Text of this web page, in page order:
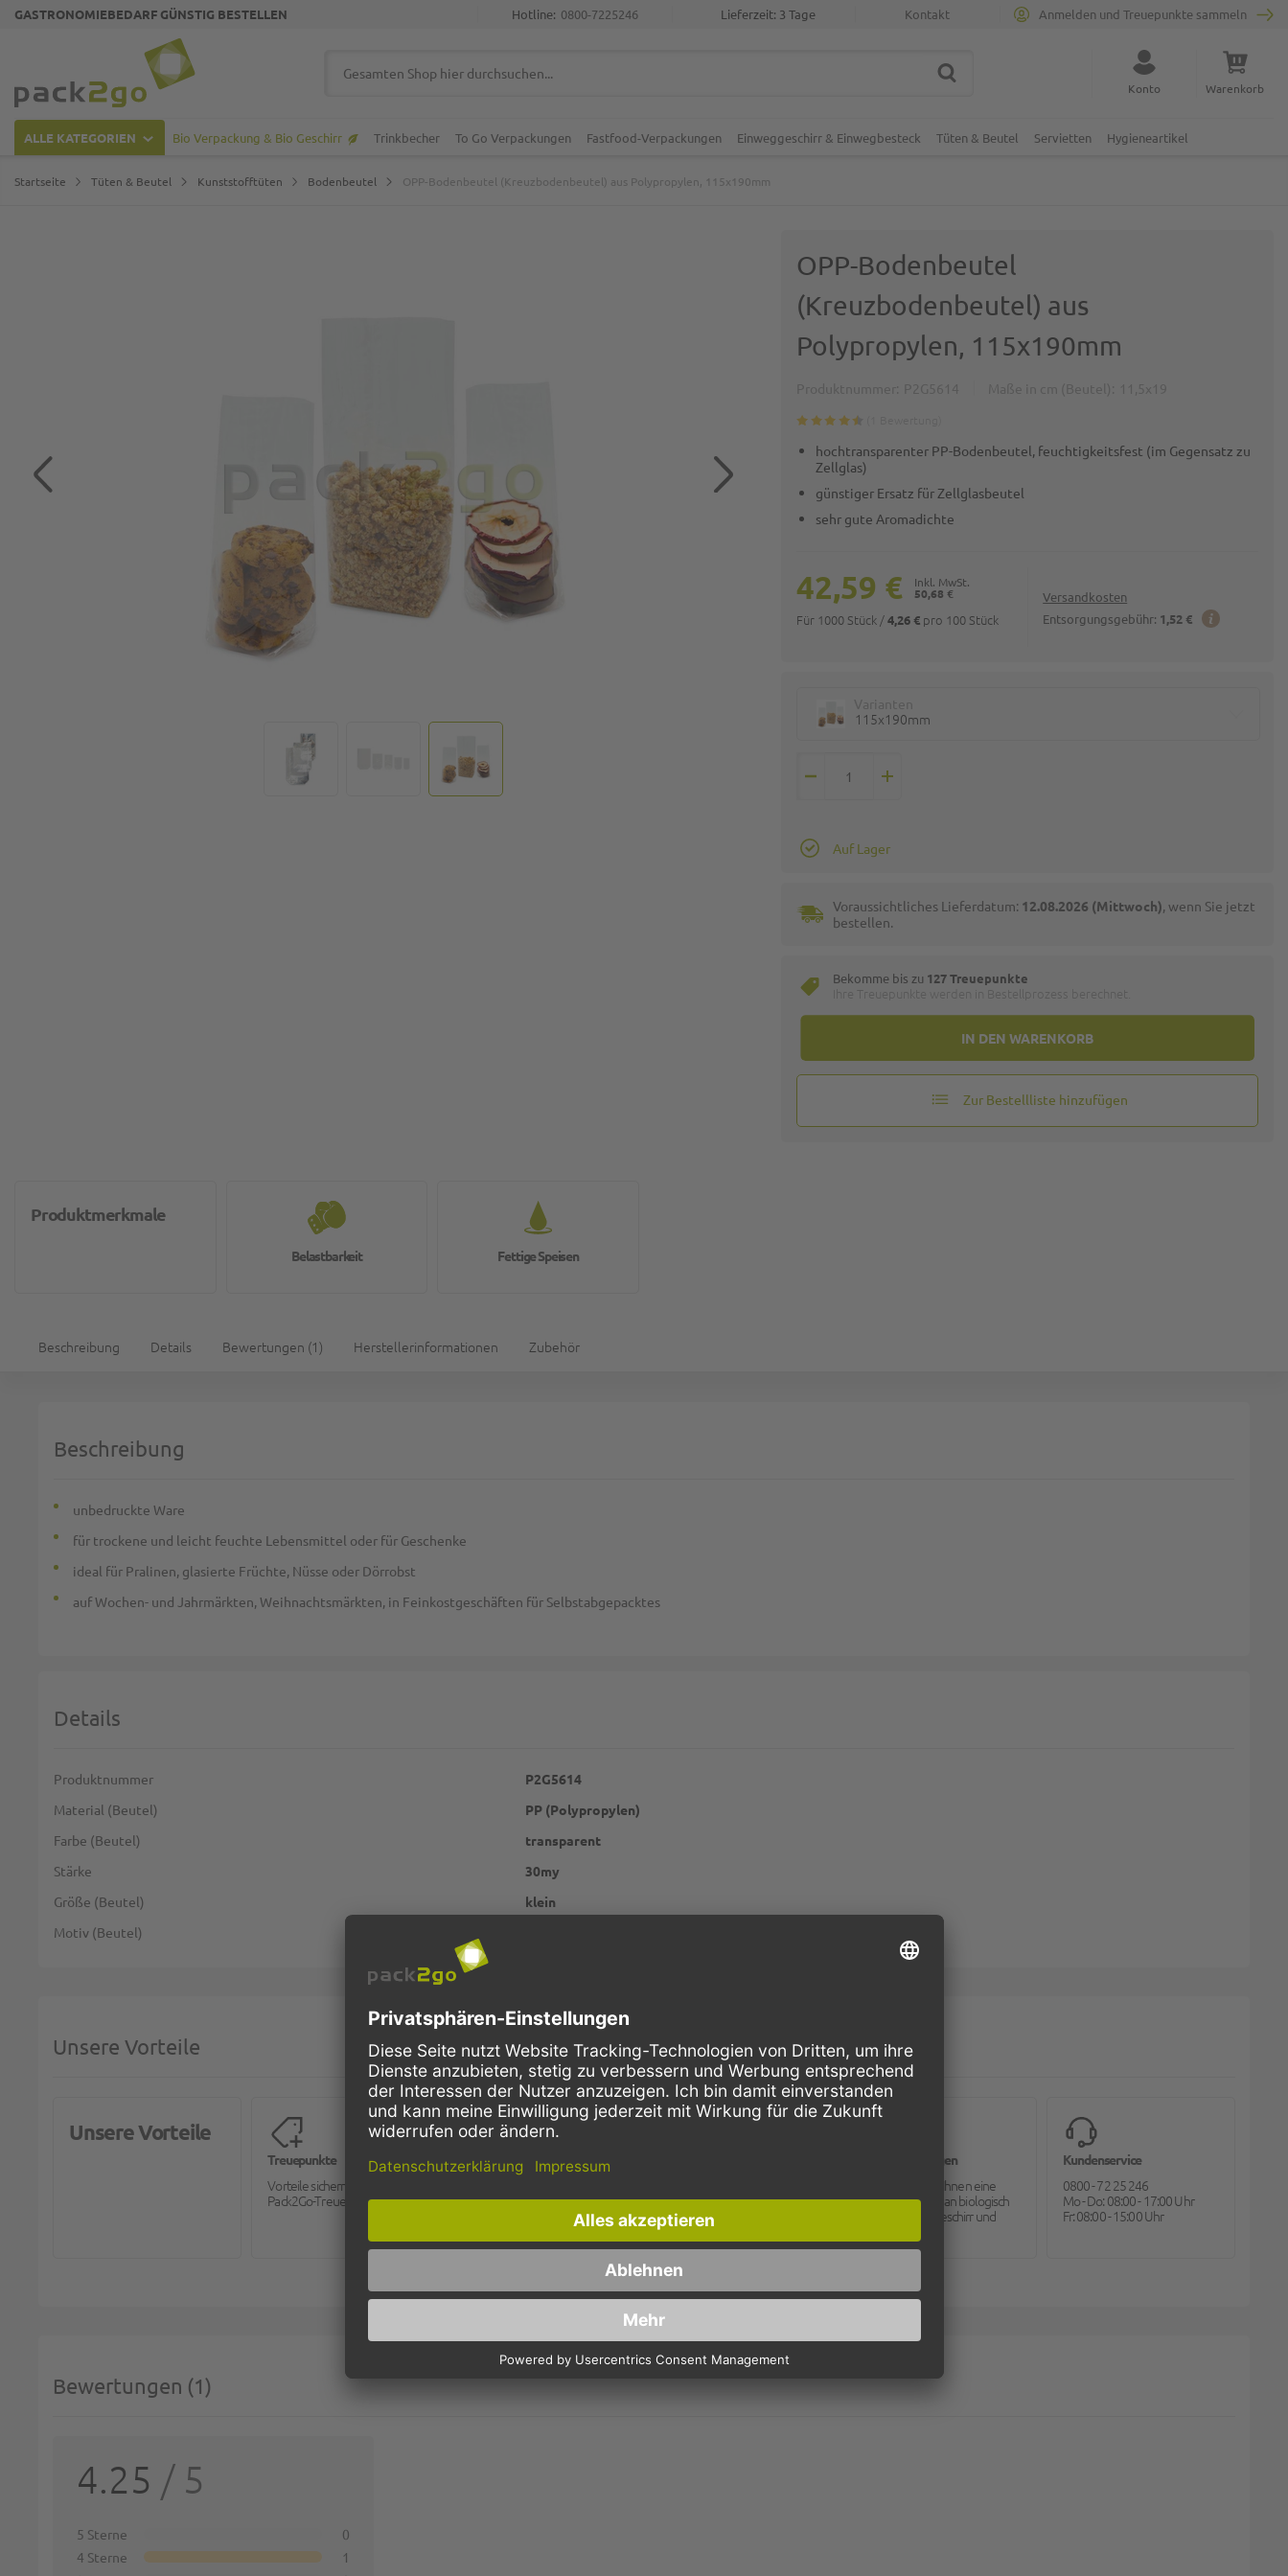
GASTRONOMIEBEDARF GÜNSTIG BESTELLEN Kontakt
Lieferzeit: 3 Tage
Hotline: 0800-7225246 Anmelden und Treuepunkte sammeln
Suche schließen
SUCHE Konto Warenkorb
ALLE KATEGORIEN Bio Verpackung & Bio Geschirr Trinkbecher To Go Verpackungen Fastfood-Verpackungen Einweggeschirr & Einwegbesteck Tüten & Beutel Servietten Hygieneartikel
Startseite Tüten & Beutel Kunststofftüten Bodenbeutel OPP-Bodenbeutel (Kreuzbodenbeutel) aus Polypropylen, 115x190mm
OPP-Bodenbeutel
(Kreuzbodenbeutel) aus
Polypropylen, 115x190mm
hochtransparenter PP-Bodenbeutel, feuchtigkeitsfest (im Gegensatz zu
Zellglas)
günstiger Ersatz für Zellglasbeutel
sehr gute Aromadichte
Versandkosten
Entsorgungsgebühr: 1,52 €
50,68 €
42,59 €
Für 1000 Stück /4,26 € pro 100 Stück
115x190mm
IN DEN WARENKORB
Auf Lager
Voraussichtliches Lieferdatum: 12.08.2026 (Mittwoch), wenn Sie jetzt
bestellen.
Bekomme bis zu 127 Treuepunkte
Zur Bestellliste hinzufügen
Produktmerkmale
Belastbarkeit Fettige Speisen
Beschreibung Details Bewertungen 1 Herstellerinformationen Zubehör
Beschreibung
unbedruckte Ware
für trockene und leicht feuchte Lebensmittel oder für Geschenke
ideal für Pralinen, glasierte Früchte, Nüsse oder Dörrobst
auf Wochen- und Jahrmärkten, Weihnachtsmärkten, in Feinkostgeschäften für Selbstabgepacktes
Details
Weitere Informationen
Produktnummer
P2G5614
Material (Beutel)
PP (Polypropylen)
Farbe (Beutel)
transparent
Stärke
30my
Größe (Beutel)
klein
Motiv (Beutel)
Unsere Vorteile
Unsere Vorteile
Treuepunkte
Vorteile sichern mit dem
Pack2Go-Treueprogramm.
Schnelle Lieferung
werden in der Regel noch am
selben Tag verschickt.
Bestellungen ab 150,- Euro
Netto-Warenwert.
Bioverpackungen
Pack2go bietet Ihnen eine
große Auswahl an biologisch
abbaubarem Geschirr und
Kundenservice
0800 - 72 25 246
Mo - Do: 08:00 - 17:00 Uhr
Fr: 08:00 - 15:00 Uhr
Bewertungen 1
4.25 / 5
5 Sterne
0
4 Sterne
1